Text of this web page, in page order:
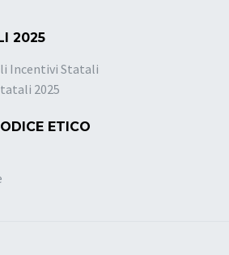
2025
Incentivi Statali
2025
ETICO